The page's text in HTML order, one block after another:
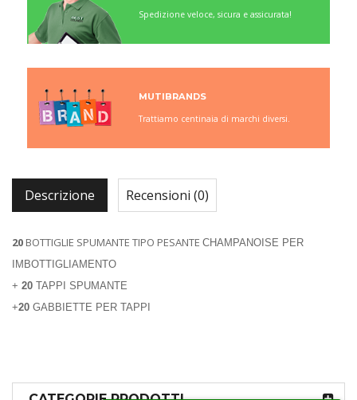
Spedizione veloce, sicura e assicurata!
MUTIBRANDS
Trattiamo centinaia di marchi diversi.
Descrizione Recensioni (0)
20 BOTTIGLIE SPUMANTE TIPO PESANTE CHAMPANOISE PER
IMBOTTIGLIAMENTO
+ 20 TAPPI SPUMANTE
+20 GABBIETTE PER TAPPI